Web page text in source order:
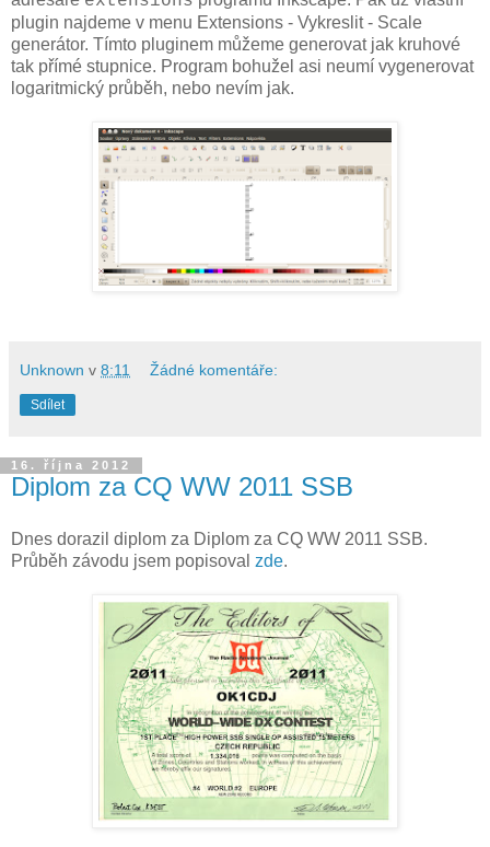
plugin najdeme v menu Extensions - Vykreslit - Scale
generátor. Tímto pluginem můžeme generovat jak kruhové
tak přímé stupnice. Program bohužel asi neumí vygenerovat
logaritmický průběh, nebo nevím jak.
Unknown v 8:11 Žádné komentáře:
Sdílet
16. října 2012
Diplom za CQ WW 2011 SSB
Dnes dorazil diplom za Diplom za CQ WW 2011 SSB.
Průběh závodu jsem popisoval zde.